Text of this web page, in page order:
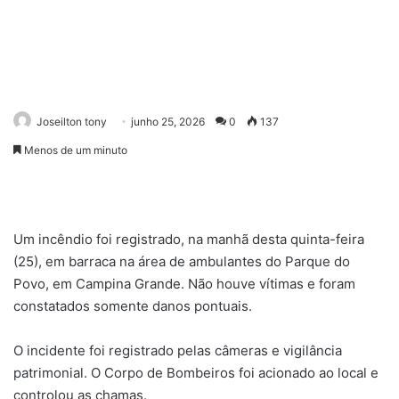
Joseilton tony junho 25, 2026 0 137
Menos de um minuto
Um incêndio foi registrado, na manhã desta quinta-feira
(25), em barraca na área de ambulantes do Parque do
Povo, em Campina Grande. Não houve vítimas e foram
constatados somente danos pontuais.
O incidente foi registrado pelas câmeras e vigilância
patrimonial. O Corpo de Bombeiros foi acionado ao local e
controlou as chamas.